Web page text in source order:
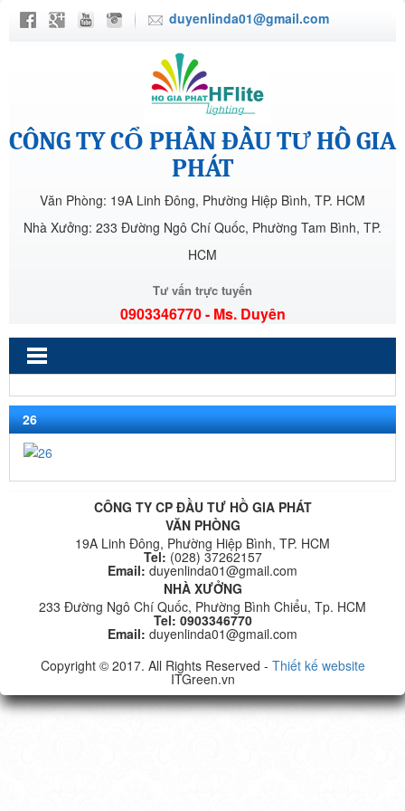
duyenlinda01@gmail.com
CÔNG TY CỔ PHẦN ĐẦU TƯ HỒ GIA
PHÁT
Văn Phòng: 19A Linh Đông, Phường Hiệp Bình, TP. HCM
Nhà Xưởng: 233 Đường Ngô Chí Quốc, Phường Tam Bình, TP.
HCM
Tư vấn trực tuyến
0903346770 - Ms. Duyên
26
CÔNG TY CP ĐẦU TƯ HỒ GIA PHÁT
VĂN PHÒNG
19A Linh Đông, Phường Hiệp Bình, TP. HCM
Tel: (028) 37262157
Email: duyenlinda01@gmail.com
NHÀ XƯỞNG
233 Đường Ngô Chí Quốc, Phường Bình Chiểu, Tp. HCM
Tel: 0903346770
Email: duyenlinda01@gmail.com
Copyright © 2017. All Rights Reserved - Thiết kế website
ITGreen.vn